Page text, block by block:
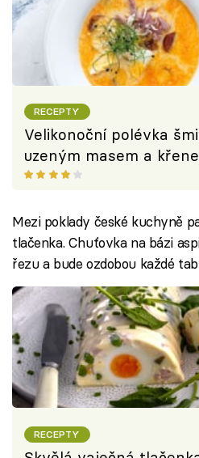
RECEPTY
Velikonoční polévka
uzeným masem a
Mezi poklady české kuchyně
tlačenka. Chuťovka na bázi
řezu a bude ozdobou každé
RECEPTY